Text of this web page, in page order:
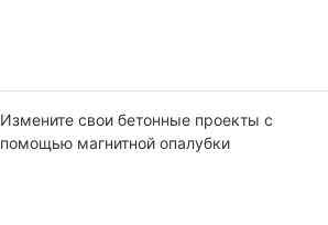
Измените свои бетонные проекты с
помощью магнитной опалубки